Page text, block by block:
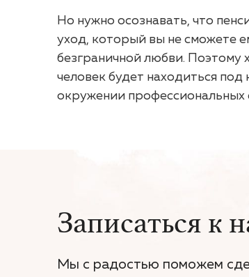
Но нужно осознавать, что
уход, который вы не сможете
безграничной любви. Поэтому
человек будет находиться
окружении профессиональных
Записаться к
Мы с радостью поможем